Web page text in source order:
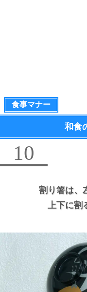
食事マナー
和食
10
割り箸は、
上下に割